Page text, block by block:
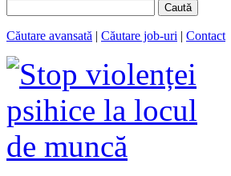
Caută
Căutare avansată | Căutare job-uri | Contact